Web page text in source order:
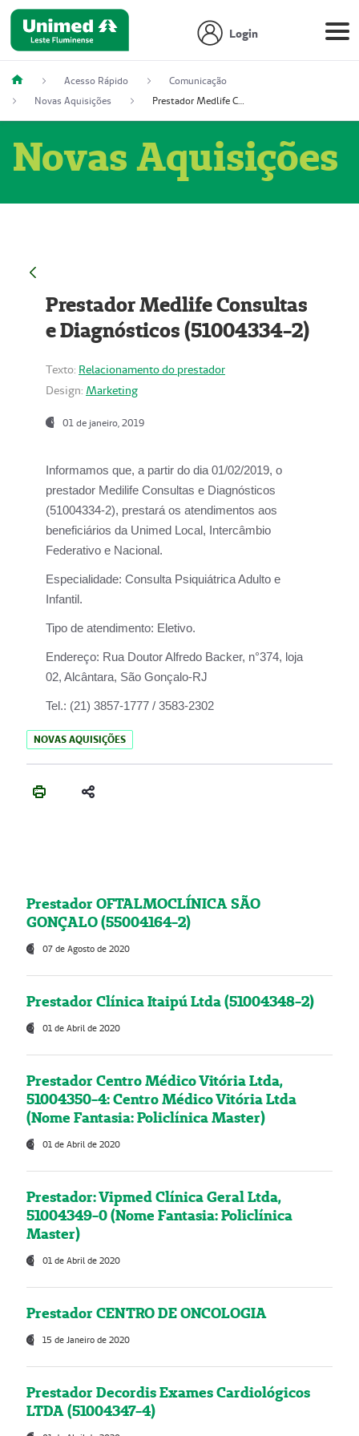
Login
Acesso Rápido
Comunicação
Novas Aquisições
Prestador Medlife Consultas e Diagnósticos (51004334-2)
Novas Aquisições
Prestador Medlife Consultas
e Diagnósticos (51004334-2)
Texto: Relacionamento do prestador
Design: Marketing
01 de janeiro, 2019
Informamos que, a partir do dia 01/02/2019, o
prestador Medilife Consultas e Diagnósticos
(51004334-2), prestará os atendimentos aos
beneficiários da Unimed Local, Intercâmbio
Federativo e Nacional.
Especialidade: Consulta Psiquiátrica Adulto e
Infantil.
Tipo de atendimento: Eletivo.
Endereço: Rua Doutor Alfredo Backer, n°374, loja
02, Alcântara, São Gonçalo-RJ
Tel.: (21) 3857-1777 / 3583-2302
NOVAS AQUISIÇÕES
Prestador OFTALMOCLÍNICA SÃO
GONÇALO (55004164-2)
07 de Agosto de 2020
Prestador Clínica Itaipú Ltda (51004348-2)
01 de Abril de 2020
Prestador Centro Médico Vitória Ltda,
51004350-4: Centro Médico Vitória Ltda
(Nome Fantasia: Policlínica Master)
01 de Abril de 2020
Prestador: Vipmed Clínica Geral Ltda,
51004349-0 (Nome Fantasia: Policlínica
Master)
01 de Abril de 2020
Prestador CENTRO DE ONCOLOGIA
15 de Janeiro de 2020
Prestador Decordis Exames Cardiológicos
LTDA (51004347-4)